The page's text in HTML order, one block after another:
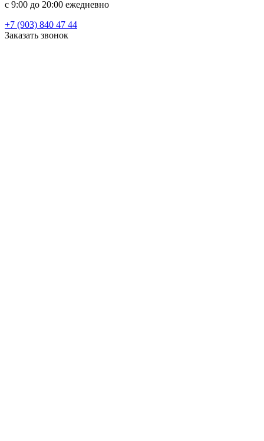
c 9:00 до 20:00 ежедневно
+7 (903) 840 47 44
Заказать звонок